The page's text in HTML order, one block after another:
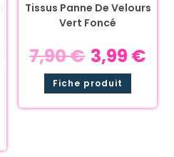
Tissus Panne De Velours
Vert Foncé
7,90€ 3,99 €
Fiche produit